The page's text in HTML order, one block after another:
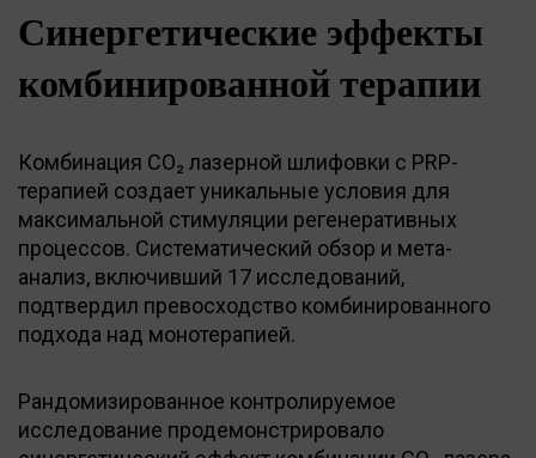
Синергетические эффекты
комбинированной терапии
Комбинация CO₂ лазерной шлифовки с PRP-
терапией создает уникальные условия для
максимальной стимуляции регенеративных
процессов. Систематический обзор и мета-
анализ, включивший 17 исследований,
подтвердил превосходство комбинированного
подхода над монотерапией.
Рандомизированное контролируемое
исследование продемонстрировало